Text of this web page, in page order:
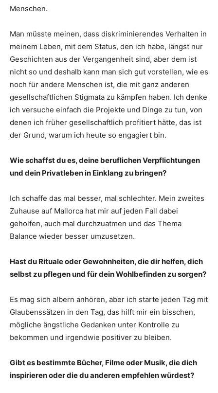
Menschen.
Man müsste meinen, dass diskriminierendes Verhalten in
meinem Leben, mit dem Status, den ich habe, längst nur
Geschichten aus der Vergangenheit sind, aber dem ist
nicht so und deshalb kann man sich gut vorstellen, wie es
noch für andere Menschen ist, die mit ganz anderen
gesellschaftlichen Stigmata zu kämpfen haben. Ich denke
ich versuche einfach die Projekte und Dinge zu tun, von
denen ich früher gesellschaftlich profitiert hätte, das ist
der Grund, warum ich heute so engagiert bin.
Wie schaffst du es, deine beruflichen Verpflichtungen
und dein Privatleben in Einklang zu bringen?
Ich schaffe das mal besser, mal schlechter. Mein zweites
Zuhause auf Mallorca hat mir auf jeden Fall dabei
geholfen, auch mal durchzuatmen und das Thema
Balance wieder besser umzusetzen.
Hast du Rituale oder Gewohnheiten, die dir helfen, dich
selbst zu pflegen und für dein Wohlbefinden zu sorgen?
Es mag sich albern anhören, aber ich starte jeden Tag mit
Glaubenssätzen in den Tag, das hilft mir ein bisschen,
mögliche ängstliche Gedanken unter Kontrolle zu
bekommen und irgendwie positiver zu bleiben.
Gibt es bestimmte Bücher, Filme oder Musik, die dich
inspirieren oder die du anderen empfehlen würdest?